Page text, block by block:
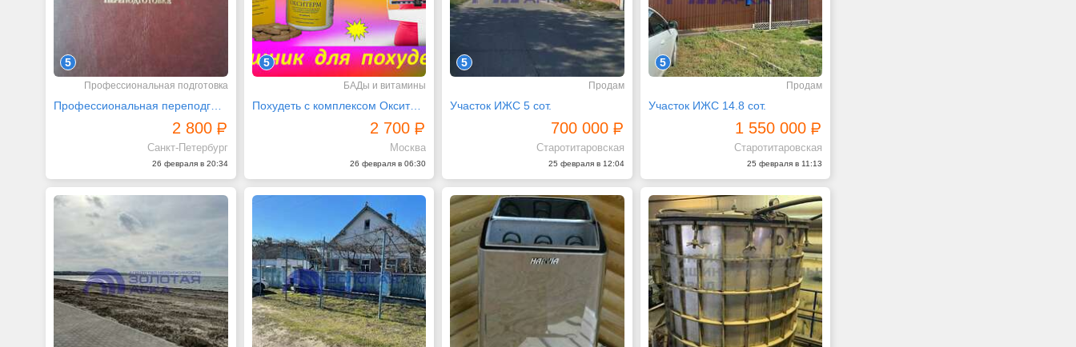
5
Профессиональная подготовка
2 800
Санкт-Петербург
26 февраля в 20:34
5
БАДы и витамины
Похудеть с комплексом Окситерм
2 700
Москва
26 февраля в 06:30
5
Продам
Участок ИЖС 5 сот.
700 000
Старотитаровская
25 февраля в 12:04
5
Продам
Участок ИЖС 14.8 сот.
1 550 000
Старотитаровская
25 февраля в 11:13